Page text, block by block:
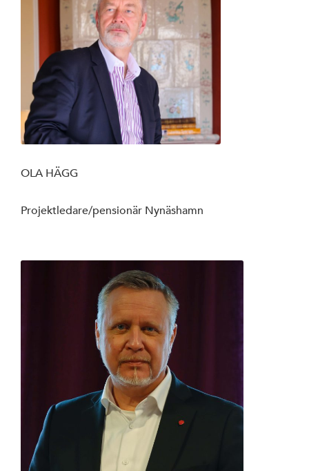
OLA HÄGG
Projektledare/pensionär Nynäshamn